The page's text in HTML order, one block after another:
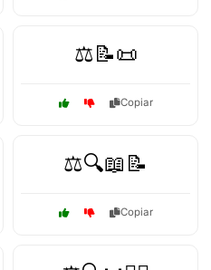
⚖️📝📜
Copiar
⚖️🔍📖📝
Copiar